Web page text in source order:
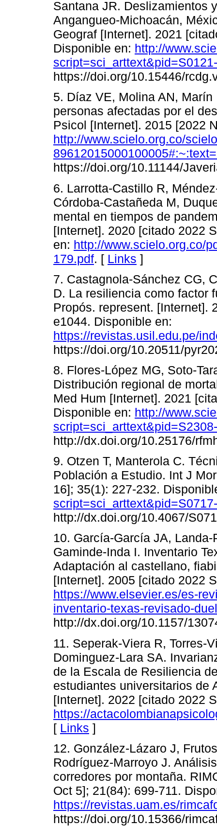
Santana JR. Deslizamientos
Angangueo-Michoacán,
Geograf [Internet]. 2021
Disponible en: http://
https://doi.org/10.15446/
5. Díaz VE, Molina AN,
personas afectadas por el
Psicol [Internet]. 2015 [2022
http://www.scielo.org.co/
https://doi.org/10.11144/
6. Larrotta-Castillo R,
Córdoba-Castañeda M,
mental en tiempos de
[Internet]. 2020 [citado 2022
en: http://www.scielo.org.co/
179.pdf. [ Links ]
7. Castagnola-Sánchez CG,
D. La resiliencia como factor
Propós. represent. [Internet].
e1044. Disponible en:
https://revistas.usil.edu.pe/
https://doi.org/10.20511/
8. Flores-López MG, Soto-
Distribución regional de
Med Hum [Internet]. 2021
Disponible en: http://
http://dx.doi.org/10.25176/
9. Otzen T, Manterola C.
Población a Estudio. Int J
16]; 35(1): 227-232.
http://dx.doi.org/10.4067/
10. García-García JA,
Gaminde-Inda I. Inventario
Adaptación al castellano,
[Internet]. 2005 [citado 2022
https://www.elsevier.es/es-
inventario-texas-revisado-
http://dx.doi.org/10.1157/
11. Seperak-Viera R, Torres-
Dominguez-Lara SA.
de la Escala de Resiliencia
estudiantes universitarios de
[Internet]. 2022 [citado 2022
https://
[ Links ]
12. González-Lázaro J,
Rodríguez-Marroyo J.
corredores por montaña.
Oct 5]; 21(84): 699-711.
https://revistas.uam.es/
https://doi.org/10.15366/